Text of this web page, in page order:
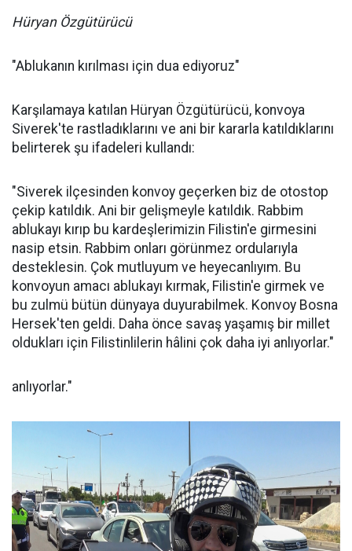
Hüryan Özgütürücü
"Ablukanın kırılması için dua ediyoruz"
Karşılamaya katılan Hüryan Özgütürücü, konvoya
Siverek'te rastladıklarını ve ani bir kararla katıldıklarını
belirterek şu ifadeleri kullandı:
"Siverek ilçesinden konvoy geçerken biz de otostop
çekip katıldık. Ani bir gelişmeyle katıldık. Rabbim
ablukayı kırıp bu kardeşlerimizin Filistin'e girmesini
nasip etsin. Rabbim onları görünmez ordularıyla
desteklesin. Çok mutluyum ve heyecanlıyım. Bu
konvoyun amacı ablukayı kırmak, Filistin'e girmek ve
bu zulmü bütün dünyaya duyurabilmek. Konvoy Bosna
Hersek'ten geldi. Daha önce savaş yaşamış bir millet
oldukları için Filistinlilerin hâlini çok daha iyi anlıyorlar."
anlıyorlar."